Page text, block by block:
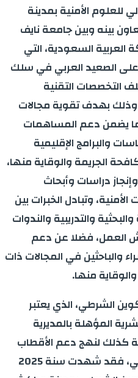
للعلوم الأمنية بمدينة
بينه وبين جامعة نايف
العربية السعودية، التي
على الصعيد العربي في سلك
التخصصات التقنية
وذلك بهدف تقوية مجالات
يضمن دعم المساهمات
والبرامج الإقليمية
الجريمة والوقاية منها،
دراسات وأبحاث
وتبادل الخبرات بين
والتدريبية والندوات
العمل، فضلا عن دعم
والباحثين في المجالات ذات
منها.
الشرطي، الذي يعتبر
المؤهلة بالمديرية
كذلك لنهج دعم الأقطاب
الجهوية لمدارس التدريب الأمني، فقد شهدت سنة 2025